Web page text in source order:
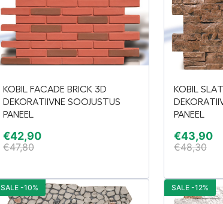
KOBIL FACADE BRICK 3D
DEKORATIIVNE SOOJUSTUS
PANEEL
€42,90
€47,80
KOBIL
PANEEL
€43,90
€48,30
SALE -10% SALE -12%